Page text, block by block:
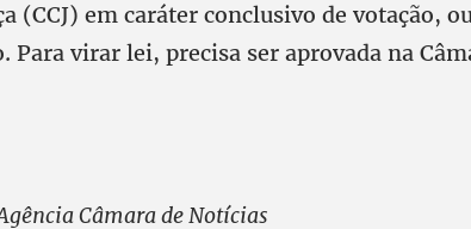
(CCJ) em caráter conclusivo de votação,
Para virar lei, precisa ser aprovada na
Câmara de Notícias